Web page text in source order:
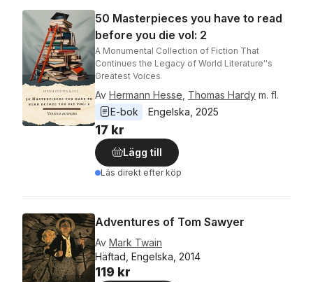
50 Masterpieces you have to read
before you die vol: 2
A Monumental Collection of Fiction That
Continues the Legacy of World Literature''s
Greatest Voices
Av Hermann Hesse Thomas Hardy m. fl.
E-bok
Engelska 2025
17 kr
Lägg till
Läs direkt efter köp
Adventures of Tom Sawyer
Av Mark Twain
Häftad, Engelska, 2014
119 kr